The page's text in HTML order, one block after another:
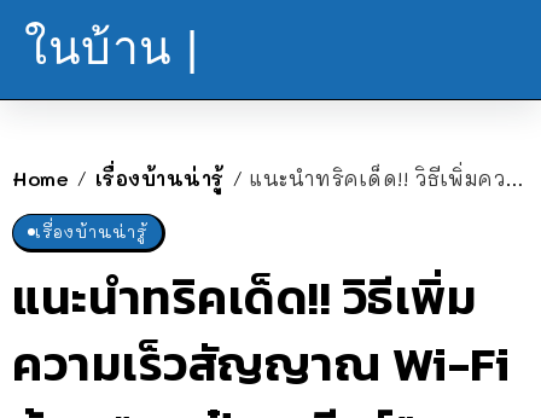
ในบ้าน |
Home / เรื่องบ้านน่ารู้ / แนะนำทริคเด็ด!! วิธีเพิ่มความเร็วสัญญาณ Wi-Fi ด้วย “กระป๋องเบียร์”
เรื่องบ้านน่ารู้
แนะนำทริคเด็ด!! วิธีเพิ่ม
ความเร็วสัญญาณ Wi-Fi